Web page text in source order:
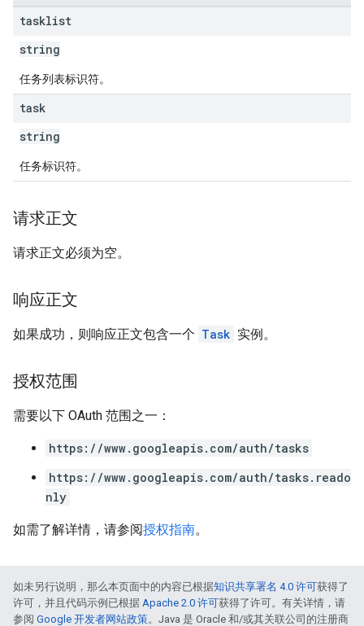
tasklist
string
任务列表标识符。
task
string
任务标识符。
请求正文
请求正文必须为空。
响应正文
如果成功，则响应正文包含一个 Task 实例。
授权范围
需要以下 OAuth 范围之一：
https://www.googleapis.com/auth/tasks
https://www.googleapis.com/auth/tasks.reado
nly
如需了解详情，请参阅授权指南。
如未另行说明，那么本页面中的内容已根据知识共享署名 4.0 许可获得了
许可，并且代码示例已根据 Apache 2.0 许可获得了许可。有关详情，请
参阅 Google 开发者网站政策。Java 是 Oracle 和/或其关联公司的注册商